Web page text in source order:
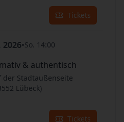
Tickets
•So. 14:00
& authentisch
Stadtaußenseite
Lübeck)
Tickets